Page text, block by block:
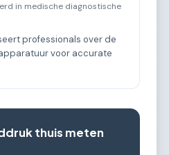
in medische diagnostische
professionals over de
voor accurate
thuis meten